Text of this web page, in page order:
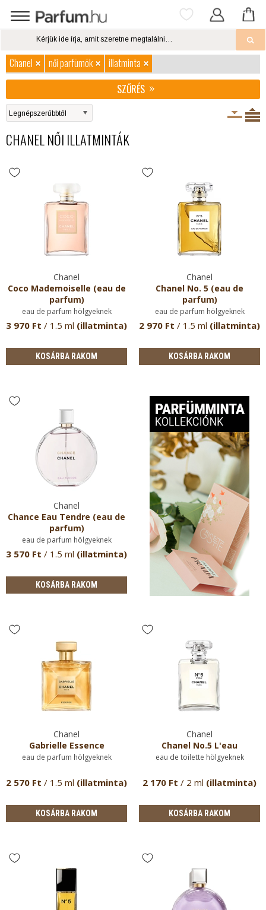
Chanel női parfümök
illatminta
SZŰRÉS
CHANEL NŐI ILLATMINTÁK
Chanel
Coco Mademoiselle (eau de
parfum)
eau de parfum hölgyeknek
3 970 Ft / 1.5 ml (illatminta)
KOSÁRBA RAKOM
Chanel
Chanel No. 5 (eau de
parfum)
eau de parfum hölgyeknek
2 970 Ft / 1.5 ml (illatminta)
KOSÁRBA RAKOM
Chanel
Chance Eau Tendre (eau de
parfum)
eau de parfum hölgyeknek
3 570 Ft / 1.5 ml (illatminta)
KOSÁRBA RAKOM
Chanel
Gabrielle Essence
eau de parfum hölgyeknek
2 570 Ft / 1.5 ml (illatminta)
KOSÁRBA RAKOM
Chanel
Chanel No.5 L'eau
eau de toilette hölgyeknek
2 170 Ft / 2 ml (illatminta)
KOSÁRBA RAKOM